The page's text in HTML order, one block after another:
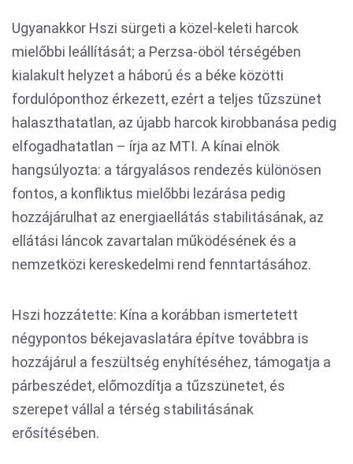
Ugyanakkor Hszi sürgeti a közel-keleti harcok
mielőbbi leállítását; a Perzsa-öböl térségében
kialakult helyzet a háború és a béke közötti
fordulóponthoz érkezett, ezért a teljes tűzszünet
halaszthatatlan, az újabb harcok kirobbanása pedig
elfogadhatatlan – írja az MTI. A kínai elnök
hangsúlyozta: a tárgyalásos rendezés különösen
fontos, a konfliktus mielőbbi lezárása pedig
hozzájárulhat az energiaellátás stabilitásának, az
ellátási láncok zavartalan működésének és a
nemzetközi kereskedelmi rend fenntartásához.
Hszi hozzátette: Kína a korábban ismertetett
négypontos békejavaslatára építve továbbra is
hozzájárul a feszültség enyhítéséhez, támogatja a
párbeszédet, előmozdítja a tűzszünetet, és
szerepet vállal a térség stabilitásának
erősítésében.